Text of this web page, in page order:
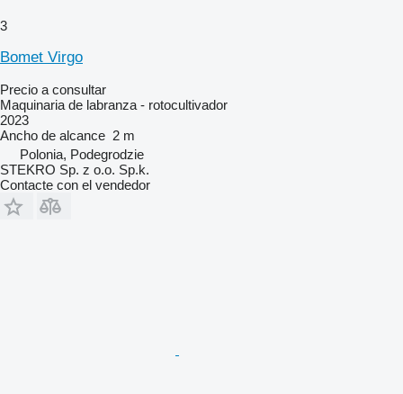
3
Bomet Virgo
Precio a consultar
Maquinaria de labranza - rotocultivador
2023
Ancho de alcance 2 m
Polonia, Podegrodzie
STEKRO Sp. z o.o. Sp.k.
Contacte con el vendedor